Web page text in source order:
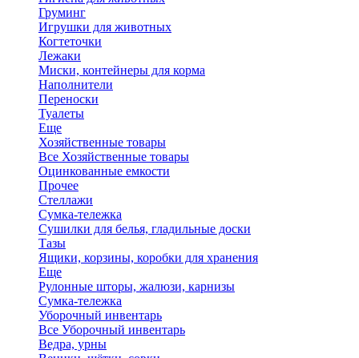
Груминг
Игрушки для животных
Когтеточки
Лежаки
Миски, контейнеры для корма
Наполнители
Переноски
Туалеты
Еще
Хозяйственные товары
Все Хозяйственные товары
Оцинкованные емкости
Прочее
Стеллажи
Сумка-тележка
Сушилки для белья, гладильные доски
Тазы
Ящики, корзины, коробки для хранения
Еще
Рулонные шторы, жалюзи, карнизы
Сумка-тележка
Уборочный инвентарь
Все Уборочный инвентарь
Ведра, урны